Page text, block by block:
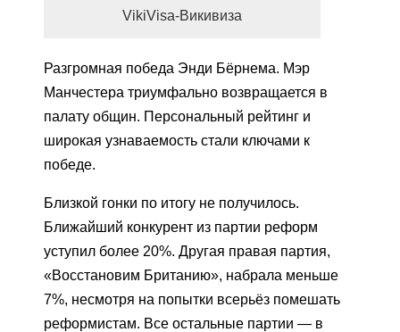
VikiVisa-Викивиза
Разгромная победа Энди Бёрнема. Мэр
Манчестера триумфально возвращается в
палату общин. Персональный рейтинг и
широкая узнаваемость стали ключами к
победе.
Близкой гонки по итогу не получилось.
Ближайший конкурент из партии реформ
уступил более 20%. Другая правая партия,
«Восстановим Британию», набрала меньше
7%, несмотря на попытки всерьёз помешать
реформистам. Все остальные партии — в